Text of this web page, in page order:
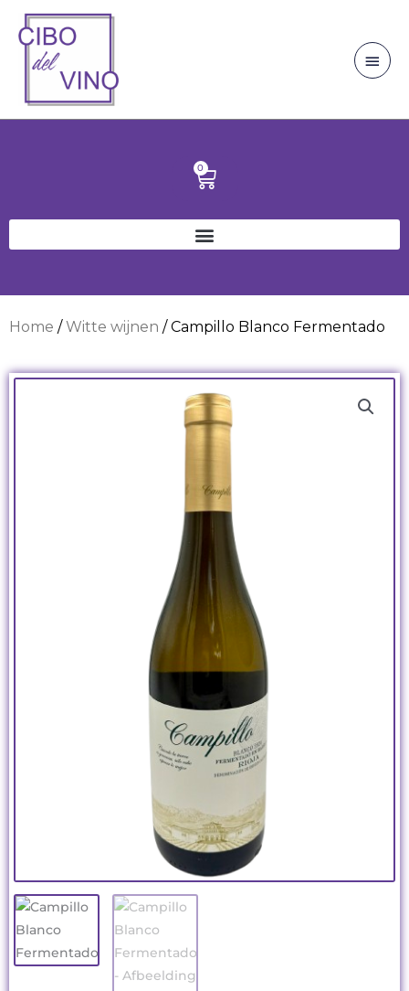
naar
0
Winkelwagen
Home /Witte wijnen / Campillo Blanco Fermentado